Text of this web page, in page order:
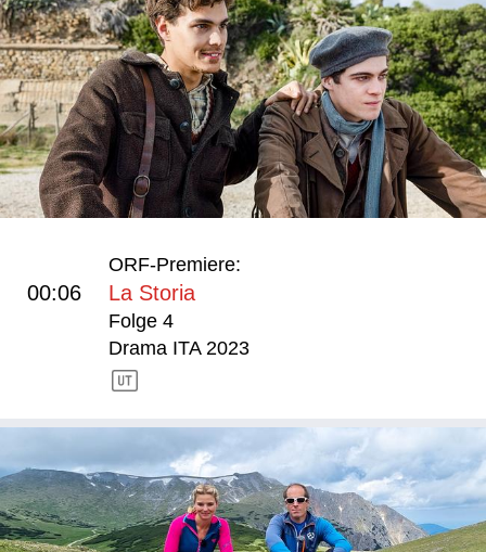
ORF-Premiere:
00:06 La Storia
Folge 4
Drama ITA 2023